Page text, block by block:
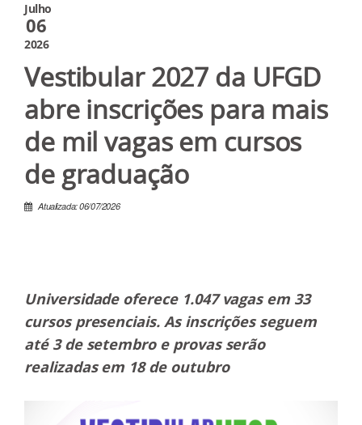
Julho
06
2026
Vestibular 2027 da UFGD
abre inscrições para mais
de mil vagas em cursos
de graduação
Atualizada: 06/07/2026
Universidade oferece 1.047 vagas em 33
cursos presenciais. As inscrições seguem
até 3 de setembro e provas serão
realizadas em 18 de outubro